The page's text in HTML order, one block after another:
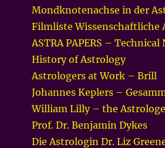
Mondknotenachse in der
Filmliste Wissenschaftliche
ASTRA PAPERS –
History of Astrology
Astrologers at Work – Brill
Johannes Keplers –
William Lilly – the
Prof. Dr. Benjamin Dykes
Die Astrologin Dr. Liz